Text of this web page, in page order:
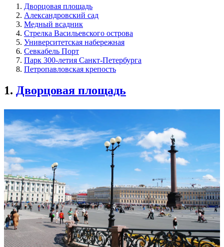
Дворцовая площадь
Александровский сад
Медный всадник
Стрелка Васильевского острова
Университетская набережная
Севкабель Порт
Парк 300-летия Санкт-Петербурга
Петропавловская крепость
1. Дворцовая площадь